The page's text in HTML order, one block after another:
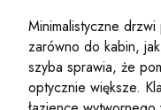
Minimalistyczne
zarówno do kabin,
szyba sprawia, że
optycznie większe.